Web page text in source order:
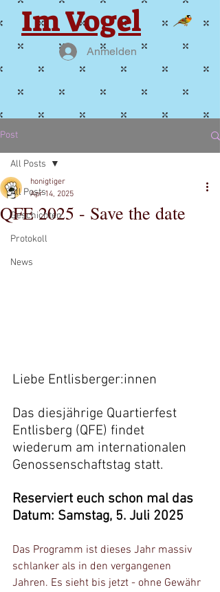
Im Vogel
Anmelden
Post
All Posts
Geschichten
Protokoll
News
All Posts
QFE 2025 - Save the date
honigtiger
Apr 14, 2025
Liebe Entlisberger:innen
Das diesjährige Quartierfest
Entlisberg (QFE) findet
wiederum am internationalen
Genossenschaftstag statt.
Reserviert euch schon mal das
Datum: Samstag, 5. Juli 2025
Das Programm ist dieses Jahr massiv
schlanker als in den vergangenen
Jahren. Es sieht bis jetzt - ohne Gewähr